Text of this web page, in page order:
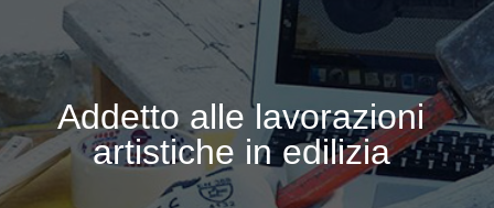
Addetto alle lavorazioni
artistiche in edilizia